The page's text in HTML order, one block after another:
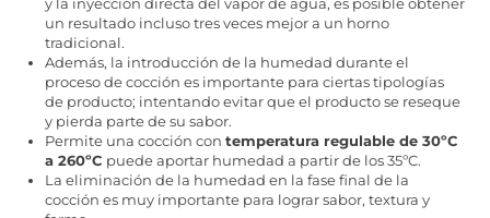
y la inyección directa del vapor de agua, es posible obtener
un resultado incluso tres veces mejor a un horno
tradicional.
Además, la introducción de la humedad durante el
proceso de cocción es importante para ciertas tipologías
de producto; intentando evitar que el producto se reseque
y pierda parte de su sabor.
Permite una cocción con temperatura regulable de 30ºC
a 260ºC puede aportar humedad a partir de los 35ºC.
La eliminación de la humedad en la fase final de la
cocción es muy importante para lograr sabor, textura y